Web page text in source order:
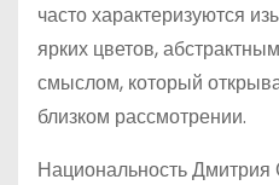
часто характеризуются
ярких цветов,
смыслом, который
близком рассмотрении.
Национальность Дмитрия